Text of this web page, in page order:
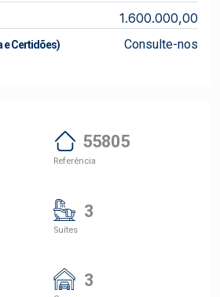
1.600.000,00
e Certidões) Consulte-nos
55805
Referência
3
Suítes
3